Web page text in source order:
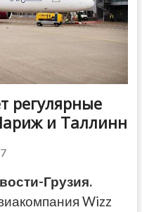
регулярные
и Таллинн
Грузия.
Wizz